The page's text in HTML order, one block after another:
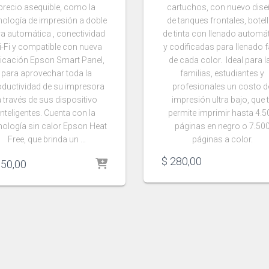
asequible, como la
de impresión a doble
automática , conectividad
Fi y compatible con nueva
Epson Smart Panel,
para aprovechar toda la
de su impresora
través de sus dispositivo
Cuenta con la
sin calor Epson Heat
Free, que brinda un …
cartuchos, con nuevo
de tanques frontales,
de tinta con llenado
y codificadas para llenado
de cada color. Ideal para
familias, estudiantes y
profesionales un costo
impresión ultra bajo, que
permite imprimir hasta
páginas en negro o
páginas a color.
$ 280,00